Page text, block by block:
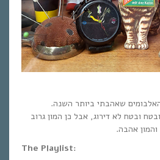
שאהבתי ביותר השנה.
ובטח לא דירוג, אבל כן המון גרוב
והמון אהבה.
The Playlist: